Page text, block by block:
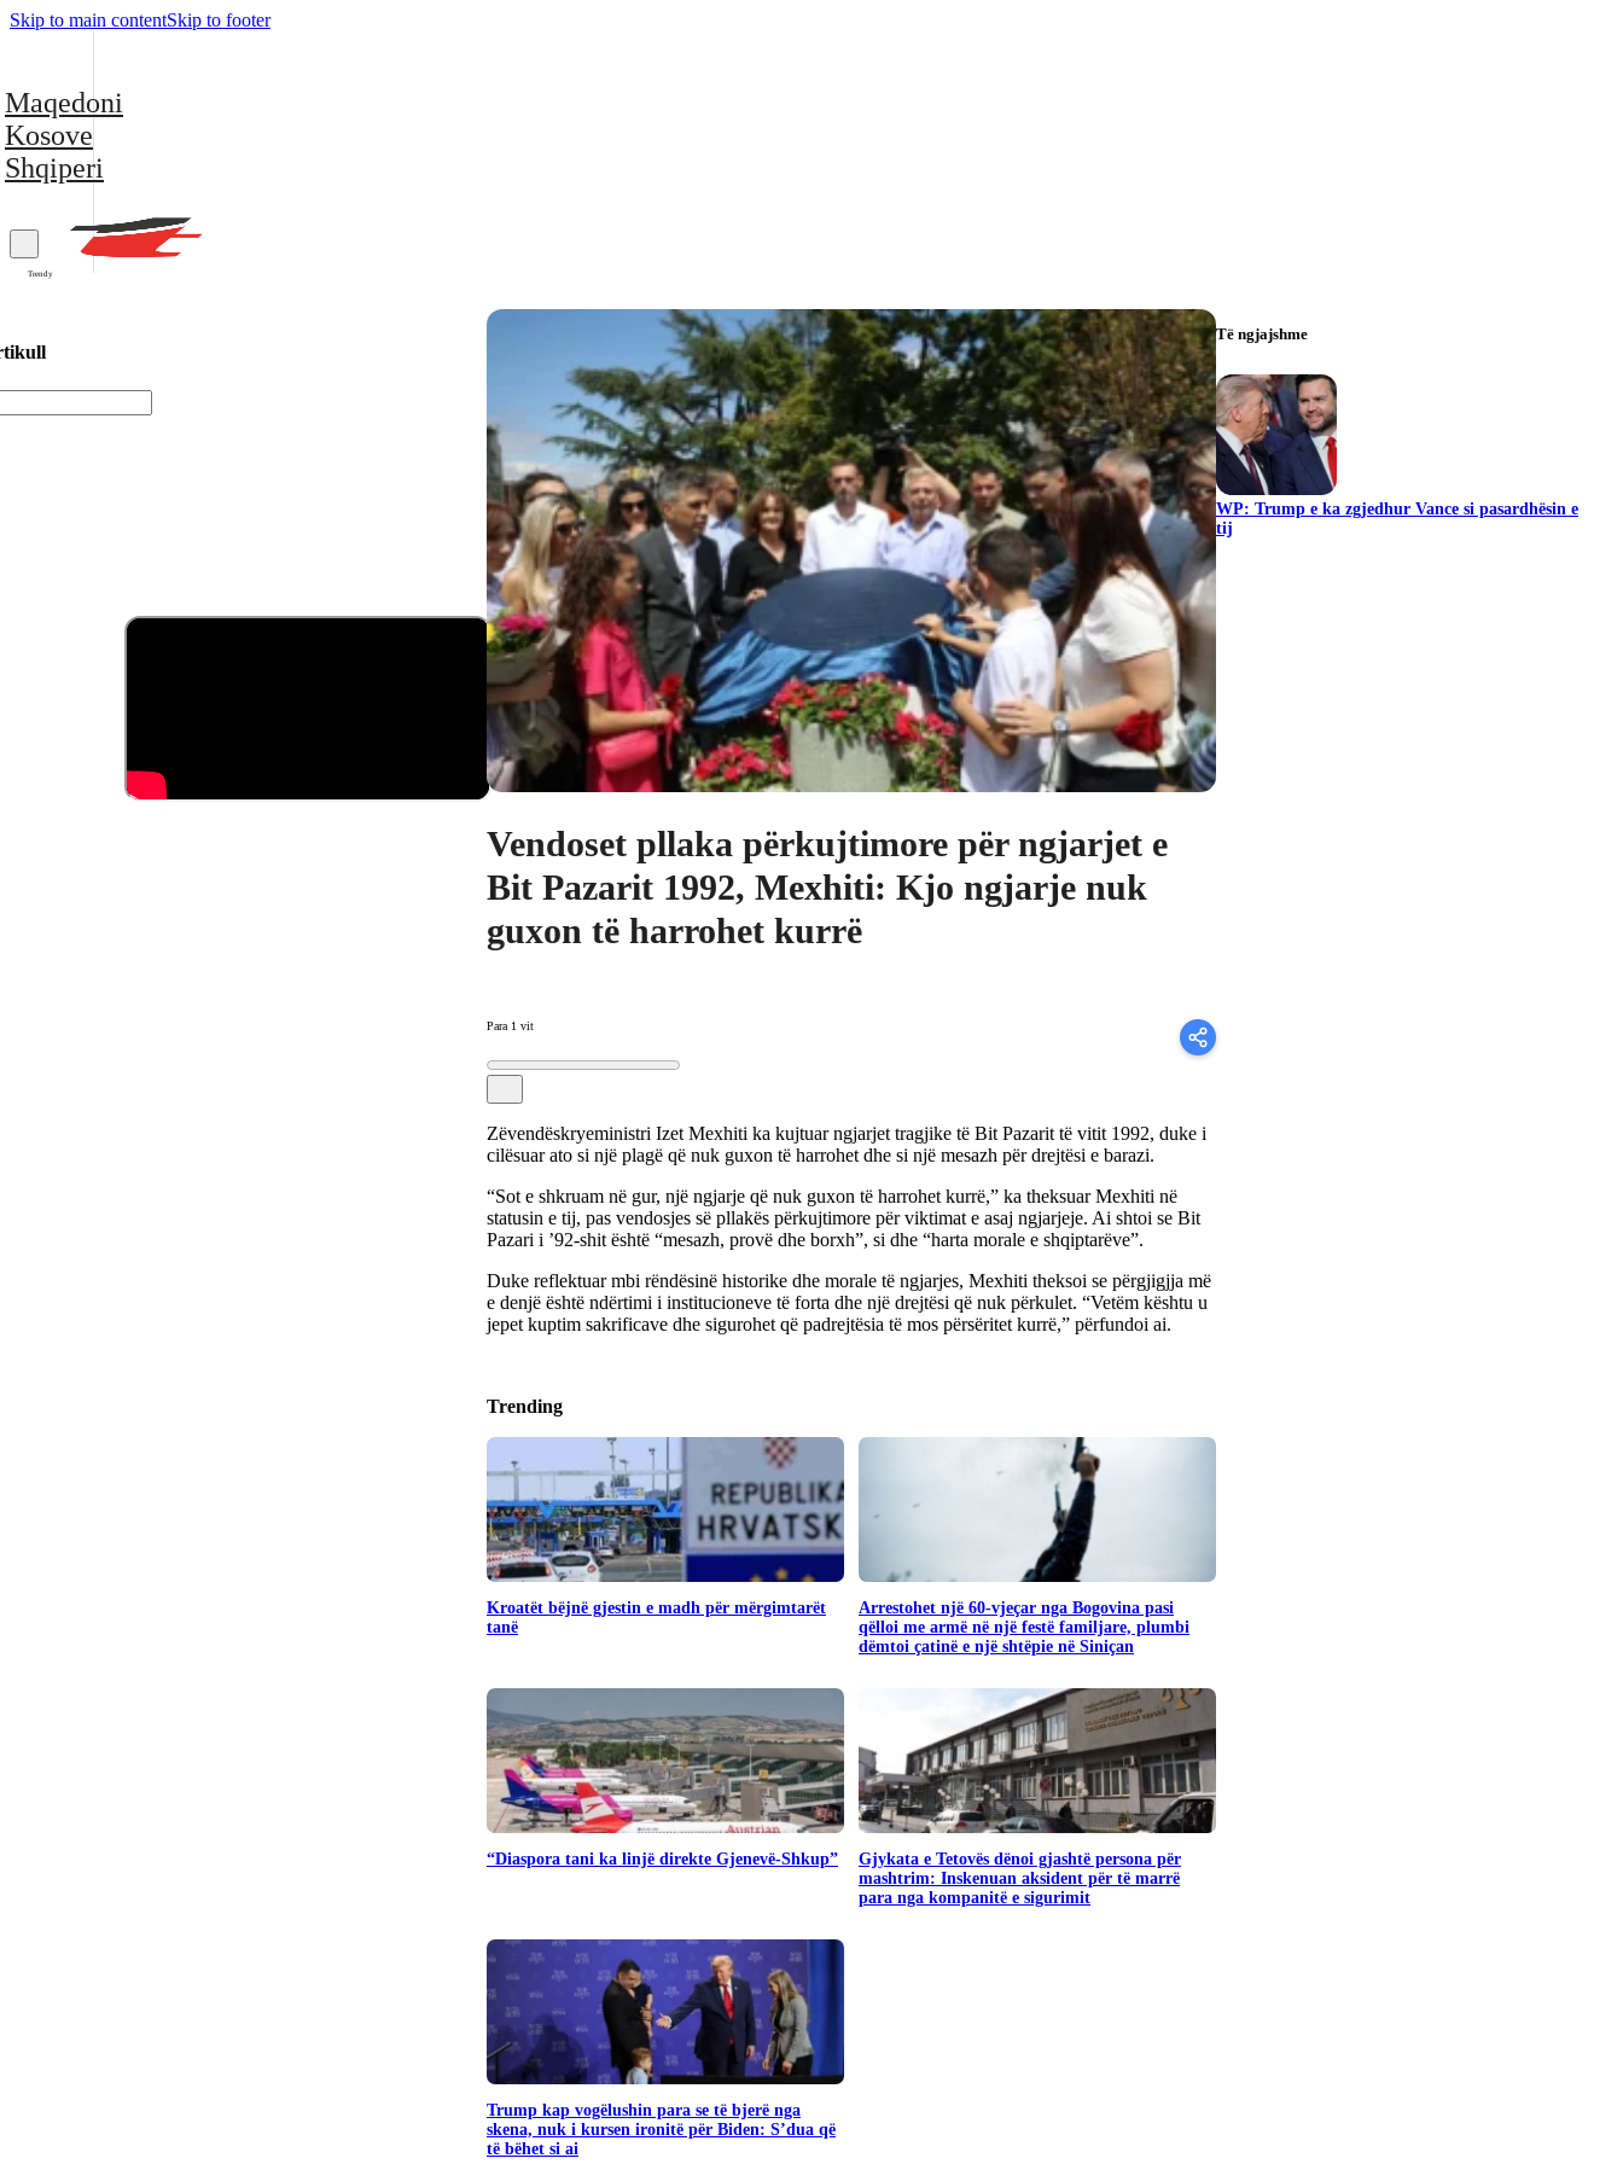
Skip to main contentSkip to footer
Maqedoni
Kosove
Shqiperi
Trendy
Vendoset pllaka përkujtimore për ngjarjet e
Bit Pazarit 1992, Mexhiti: Kjo ngjarje nuk
guxon të harrohet kurrë
Para 1 vit
Zëvendëskryeministri Izet Mexhiti ka kujtuar ngjarjet tragjike të Bit Pazarit të vitit 1992, duke i
cilësuar ato si një plagë që nuk guxon të harrohet dhe si një mesazh për drejtësi e barazi.
“Sot e shkruam në gur, një ngjarje që nuk guxon të harrohet kurrë,” ka theksuar Mexhiti në
statusin e tij, pas vendosjes së pllakës përkujtimore për viktimat e asaj ngjarjeje. Ai shtoi se Bit
Pazari i ’92-shit është “mesazh, provë dhe borxh”, si dhe “harta morale e shqiptarëve”.
Duke reflektuar mbi rëndësinë historike dhe morale të ngjarjes, Mexhiti theksoi se përgjigjja më
e denjë është ndërtimi i institucioneve të forta dhe një drejtësi që nuk përkulet. “Vetëm kështu u
jepet kuptim sakrificave dhe sigurohet që padrejtësia të mos përsëritet kurrë,” përfundoi ai.
Trending
Kroatët bëjnë gjestin e madh për mërgimtarët
tanë
Arrestohet një 60-vjeçar nga Bogovina pasi
qëlloi me armë në një festë familjare, plumbi
dëmtoi çatinë e një shtëpie në Siniçan
“Diaspora tani ka linjë direkte Gjenevë-Shkup”
Gjykata e Tetovës dënoi gjashtë persona për
mashtrim: Inskenuan aksident për të marrë
para nga kompanitë e sigurimit
Trump kap vogëlushin para se të bjerë nga
skena, nuk i kursen ironitë për Biden: S’dua që
të bëhet si ai
Të ngjajshme
WP: Trump e ka zgjedhur Vance si pasardhësin e
tij